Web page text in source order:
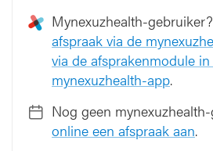
Mynexuzhealth-gebruiker?
afspraak via de
via de afsprakenmodule
mynexuzhealth-app.
Nog geen
online een afspraak aan.